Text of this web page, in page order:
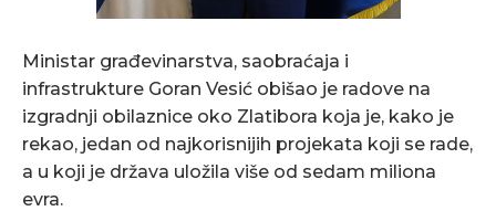
Ministar građevinarstva, saobraćaja i
infrastrukture Goran Vesić obišao je radove na
izgradnji obilaznice oko Zlatibora koja je, kako je
rekao, jedan od najkorisnijih projekata koji se rade,
a u koji je država uložila više od sedam miliona
evra.